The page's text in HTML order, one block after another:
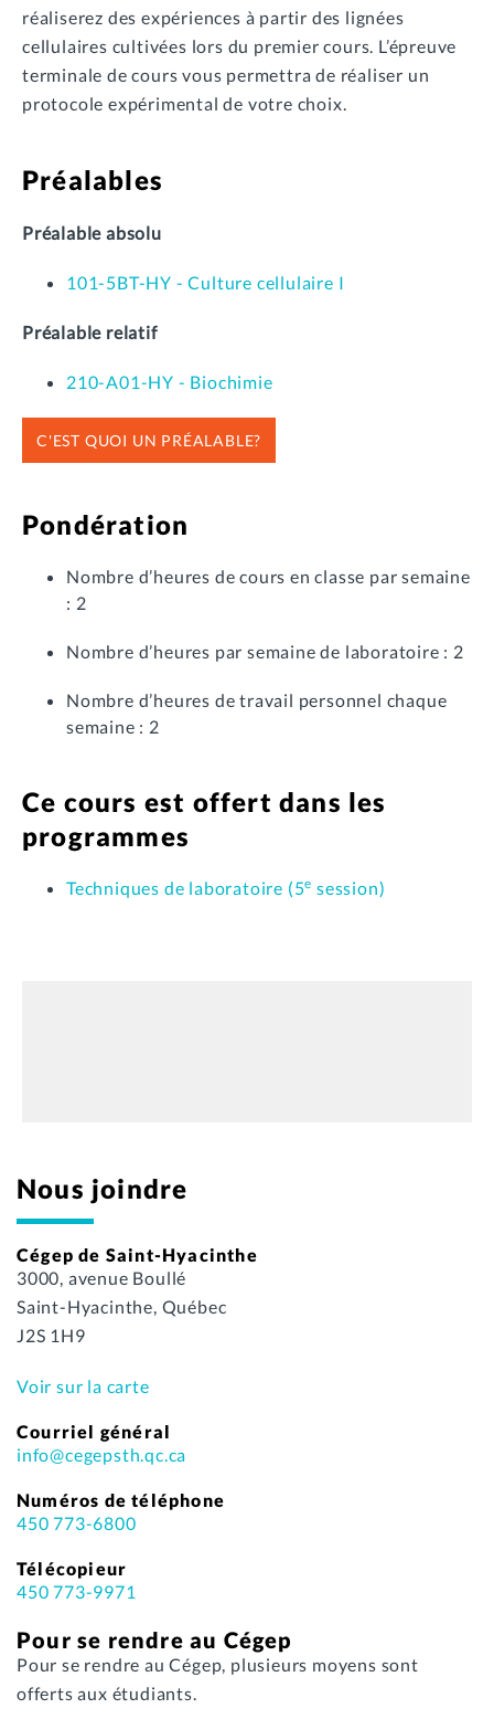
réaliserez des expériences à partir des lignées
cellulaires cultivées lors du premier cours. L’épreuve
terminale de cours vous permettra de réaliser un
protocole expérimental de votre choix.
Préalables
Préalable absolu
101-5BT-HY - Culture cellulaire I
Préalable relatif
210-A01-HY - Biochimie
C'EST QUOI UN PRÉALABLE?
Pondération
Nombre d’heures de cours en classe par semaine
: 2
Nombre d’heures par semaine de laboratoire : 2
Nombre d’heures de travail personnel chaque
semaine : 2
Ce cours est offert dans les
programmes
Techniques de laboratoire (5e session)
Nous joindre
Cégep de Saint-Hyacinthe
3000, avenue Boullé
Saint-Hyacinthe, Québec
J2S 1H9
Voir sur la carte
Courriel général
info@cegepsth.qc.ca
Numéros de téléphone
450 773-6800
Télécopieur
450 773-9971
Pour se rendre au Cégep
Pour se rendre au Cégep, plusieurs moyens sont
offerts aux étudiants.